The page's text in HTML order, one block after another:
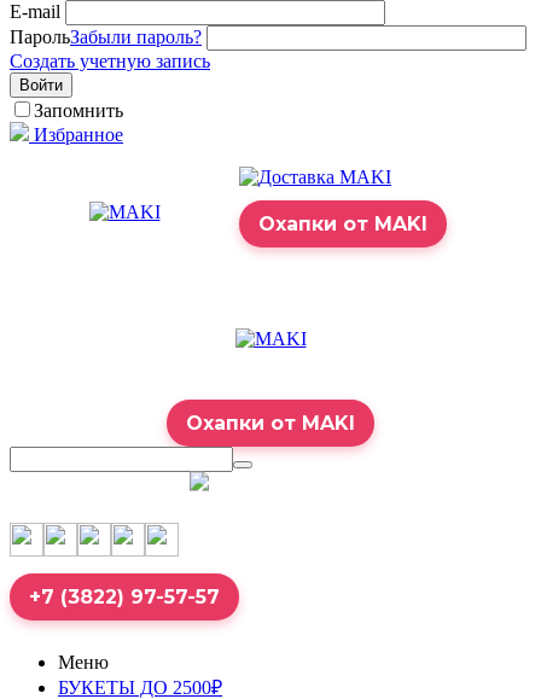
E-mail
ПарольЗабыли пароль?
Создать учетную запись
Войти
Запомнить
Избранное
Охапки от MAKI
Охапки от MAKI
+7 (3822) 97-57-57
Меню
БУКЕТЫ ДО 2500₽